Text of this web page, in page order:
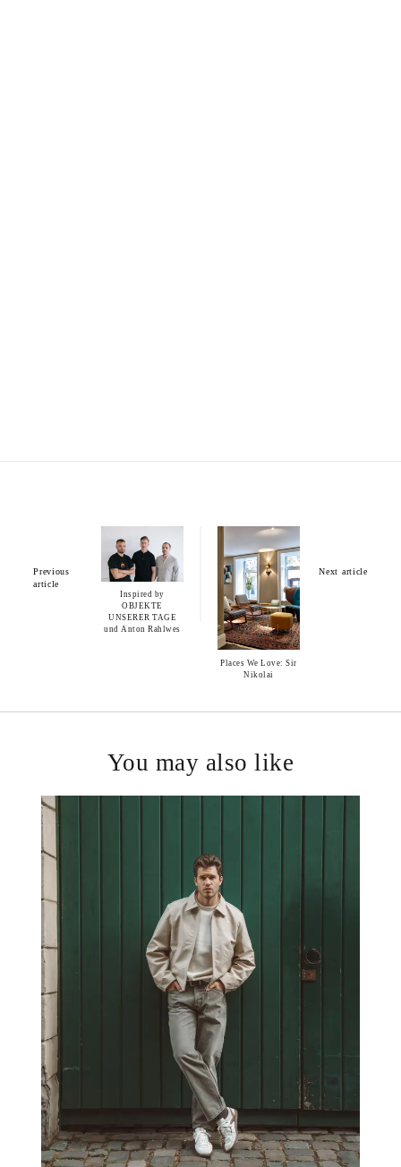
Previous
article
Inspired by
OBJEKTE
UNSERER TAGE
und Anton Rahlwes
Next article
Places We Love: Sir
Nikolai
You may also like